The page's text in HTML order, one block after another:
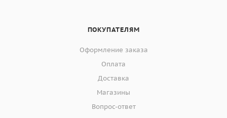
ПОКУПАТЕЛЯМ
Оформление заказа
Оплата
Доставка
Магазины
Вопрос-ответ